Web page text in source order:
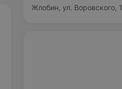
Жлобин, ул. Воровского, 1